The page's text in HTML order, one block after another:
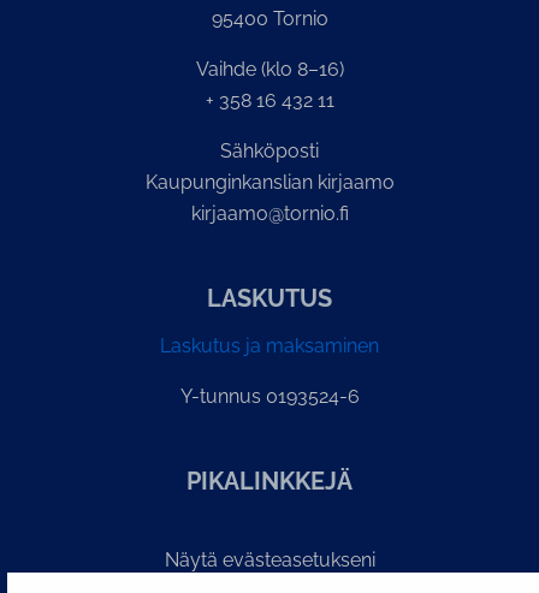
95400 Tornio
Vaihde (klo 8–16)
+ 358 16 432 11
Sähköposti
Kaupunginkanslian kirjaamo
kirjaamo@tornio.fi
LASKUTUS
Laskutus ja maksaminen
Y-tunnus 0193524-6
PI­KA­LINK­KE­JÄ
Näytä evästeasetukseni